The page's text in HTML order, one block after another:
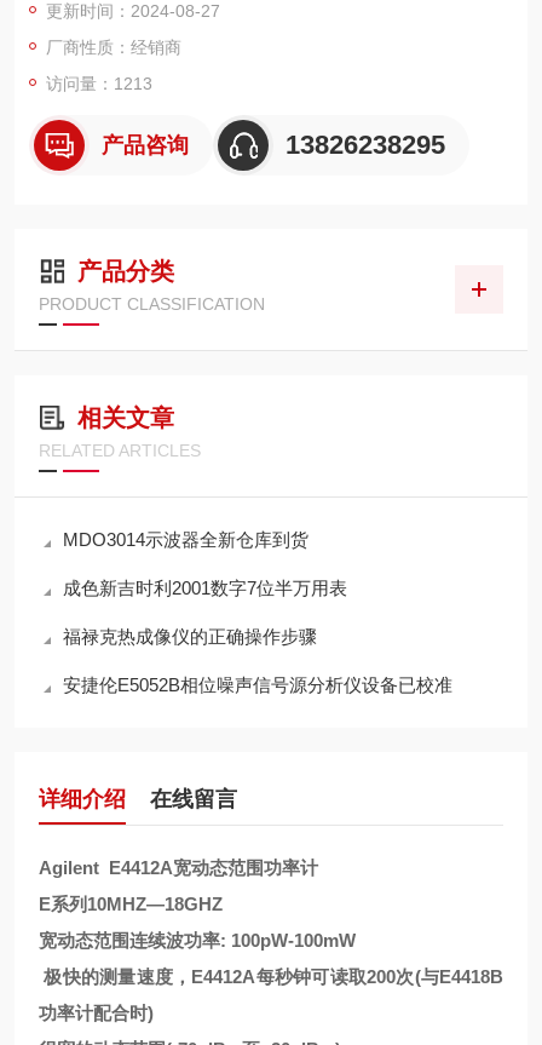
出色的 SWR，可降低失配不确定性
NIST 的精确校准和可追溯
更新时间：2024-08-27
厂商性质：经销商
访问量：1213
产品咨询 13826238295
产品分类
PRODUCT CLASSIFICATION
相关文章
RELATED ARTICLES
MDO3014示波器全新仓库到货
成色新吉时利2001数字7位半万用表
福禄克热成像仪的正确操作步骤
安捷伦E5052B相位噪声信号源分析仪设备已校准
详细介绍 在线留言
Agilent E4412A宽动态范围功率计
E系列10MHZ—18GHZ
宽动态范围连续波功率: 100pW-100mW
极快的测量速度，E4412A每秒钟可读取200次(与E4418B
功率计配合时)